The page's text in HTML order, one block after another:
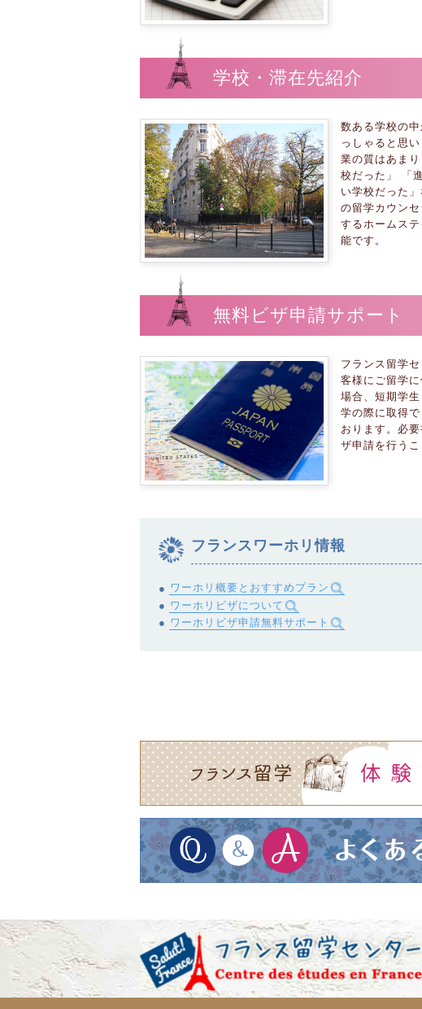
学校・滞在先紹介
数ある学校の
っしゃると思
業の質はあま
校だった」 「
い学校だった
の留学カウン
するホームス
能です。
無料ビザ申請サポート
フランス留学
客様にご留学
場合、短期学
学の際に取得
おります。必
ザ申請を行うこ
フランスワーホリ情報
ワーホリ概要とおすすめプラン
ワーホリビザについて
ワーホリビザ申請無料サポート